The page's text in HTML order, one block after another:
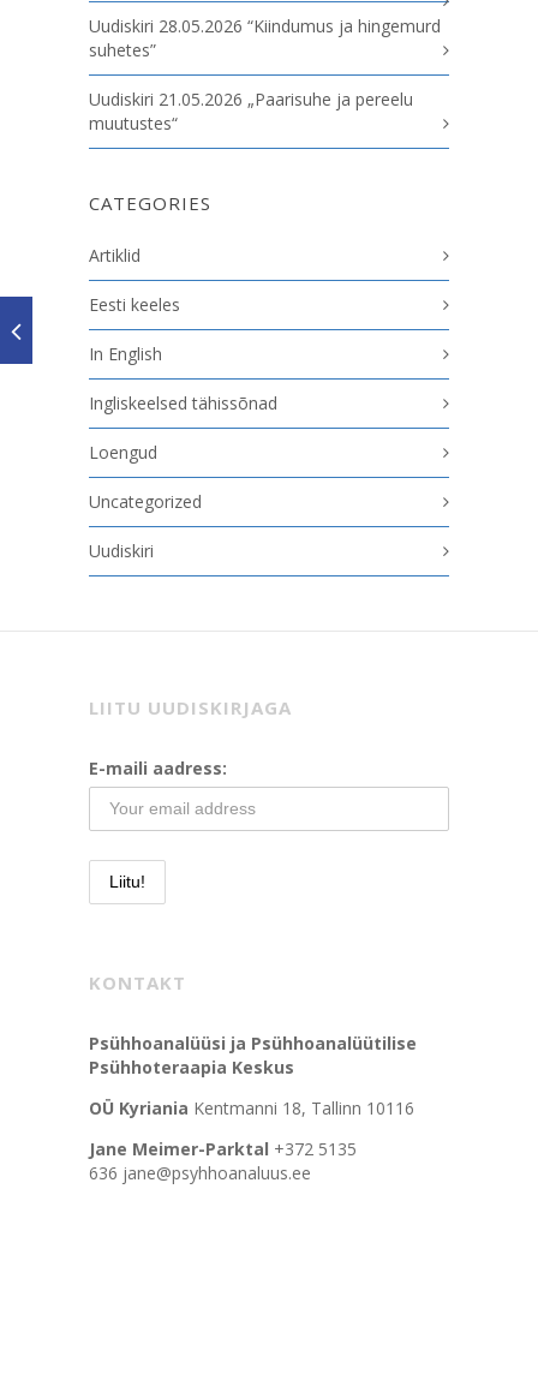
Uudiskiri 28.05.2026 “Kiindumus ja hingemurd
suhetes”
Uudiskiri 21.05.2026 „Paarisuhe ja pereelu
muutustes“
CATEGORIES
Artiklid
Eesti keeles
In English
Ingliskeelsed tähissõnad
Loengud
Uncategorized
Uudiskiri
LIITU UUDISKIRJAGA
E-maili aadress:
KONTAKT
Psühhoanalüüsi ja Psühhoanalüütilise
Psühhoteraapia Keskus
OÜ Kyriania Kentmanni 18, Tallinn 10116
Jane Meimer-Parktal +372 5135
636 jane@psyhhoanaluus.ee